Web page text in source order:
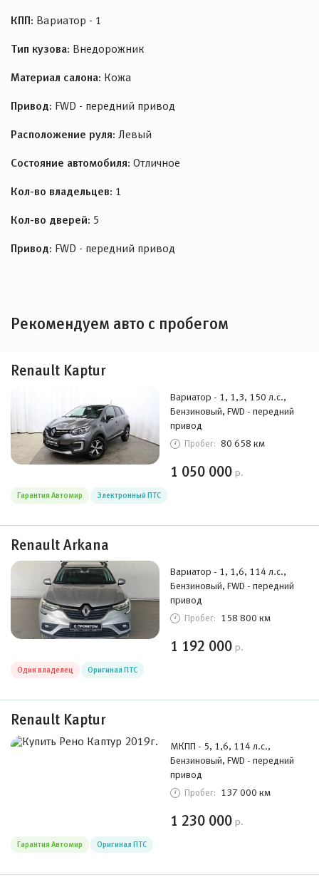
КПП: Вариатор - 1
Тип кузова: Внедорожник
Материал салона: Кожа
Привод: FWD - передний привод
Расположение руля: Левый
Состояние автомобиля: Отличное
Кол-во владельцев: 1
Кол-во дверей: 5
Привод: FWD - передний привод
Рекомендуем авто с пробегом
Renault Kaptur
Вариатор - 1, 1,3, 150 л.с.,
Бензиновый, FWD - передний
привод
Пробег: 80 658 км
1 050 000 р.
Гарантия Автомир Электронный ПТС
Renault Arkana
Вариатор - 1, 1,6, 114 л.с.,
Бензиновый, FWD - передний
привод
Пробег: 158 800 км
1 192 000 р.
Один владелец Оригинал ПТС
Renault Kaptur
МКПП - 5, 1,6, 114 л.с.,
Бензиновый, FWD - передний
привод
Пробег: 137 000 км
1 230 000 р.
Гарантия Автомир Оригинал ПТС